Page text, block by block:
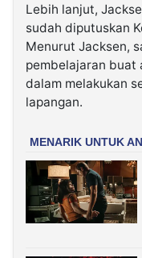
Lebih lanjut,
sudah diputuskan
Menurut Jacksen,
pembelajaran
dalam melakukan
lapangan.